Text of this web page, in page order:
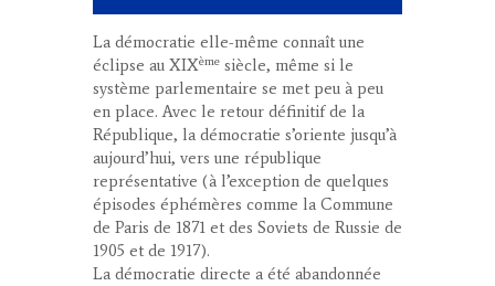
La démocratie elle-même connaît une
éclipse au XIXème siècle, même si le
système parlementaire se met peu à peu
en place. Avec le retour définitif de la
République, la démocratie s’oriente jusqu’à
aujourd’hui, vers une république
représentative (à l’exception de quelques
épisodes éphémères comme la Commune
de Paris de 1871 et des Soviets de Russie de
1905 et de 1917).
La démocratie directe a été abandonnée